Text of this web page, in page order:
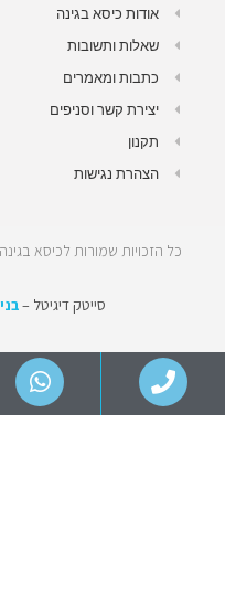
אודות כיסא בגינה
שאלות ותשובות
כתבות ומאמרים
יצירת קשר וסניפים
תקנון
הצהרת נגישות
כל הזכויות שמורות לכיסא
סייטק דיגיטל –